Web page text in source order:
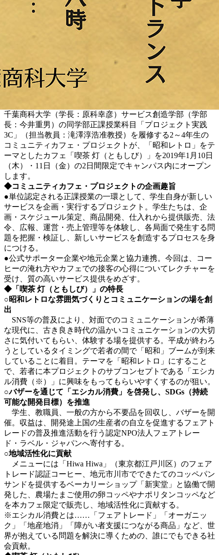
千葉商科大学（学長：原科幸彦）サービス創造学部（学部
長：今井重男）の同学部正課授業科目「プロジェクト実践
3C」（担当教員：滝澤淳浩准教授）を履修する2～4年生の
コミュニティカフェ・プロジェクトが、「昭和レトロ」をテ
ーマとしたカフェ「喫茶 灯（ともしび）」を2019年1月10日
（木）・11日（金）の2日間限定でキャンパス内にオープン
します。
◆コミュニティカフェ・プロジェクトの企画趣旨
●単位認定される正課授業の一環として、学生自身が新しい
サービスを企画・実行するプロジェクト。学生たちは、企
画・スケジュール策定、商品開発、仕入れから提供販売、法
令、広報、運営・売上管理等を体験し、各局面で発生する問
題を把握・検証し、新しいサービスを創造するプロセスを身
につける。
●公式サポーター企業や地元企業と協力連携。今回は、コー
ヒーの淹れ方やカフェでの接客の心得についてレクチャーを
受け、質の高いサービス提供をめざす。
◆「喫茶 灯（ともしび）」の特長
○昭和レトロな雰囲気づくりとコミュニケーションの場を創
出
SNS等の普及により、対面でのコミュニケーションが希薄
な現代に、古き良き時代の温かいコミュニケーションの大切
さに気付いてもらい、体験する場を提供する。平成が終わろ
うとしているタイミングで若者の間で「昭和」ブームが到来
していることに着目。テーマを「昭和レトロ」にすること
で、若者に本プロジェクトのサブコンセプトである「エシカ
ル消費（※）」に興味をもってもらいやすくするのが狙い。
○バザーを通じて「エシカル消費」を啓発し、SDGs（持続
可能な開発目標）を推進
学生、教職員、一般の方から不要品を回収し、バザーを開
催。収益は、開発途上国の生産者の自立を促進するフェアト
レードの普及推進活動を行う認定NPO法人フェアトレー
ド・ラベル・ジャパンへ寄付する。
○地域活性化に貢献
メニューには「Hiwa Hiwa」（東京都江戸川区）のフェア
トレード認証コーヒー、地元市川市でできたてのコッペパン
サンドを提供するベーカリーショップ「新実堂」と協働で開
発した、農場たまご使用の卵コッペやナポリタンコッペなど
を本カフェ限定で販売し、地域活性化に貢献する。
※エシカル消費とは……「フェアトレード」「オーガニッ
ク」「地産地消」「障がい者支援につながる商品」など、世
界が抱えている問題を解決に導くための、誰にでもできる社
会貢献。